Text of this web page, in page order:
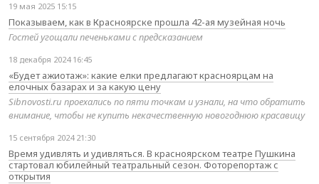
19 мая 2025 15:15
Показываем, как в Красноярске прошла 42-ая музейная ночь
Гостей угощали печеньками с предсказанием
18 декабря 2024 16:45
«Будет ажиотаж»: какие елки предлагают красноярцам на
елочных базарах и за какую цену
Sibnovosti.ru проехались по пяти точкам и узнали, на что обратить
внимание, чтобы не купить некачественную новогоднюю красавицу
15 сентября 2024 21:30
Время удивлять и удивляться. В красноярском театре Пушкина
стартовал юбилейный театральный сезон. Фоторепортаж с
открытия